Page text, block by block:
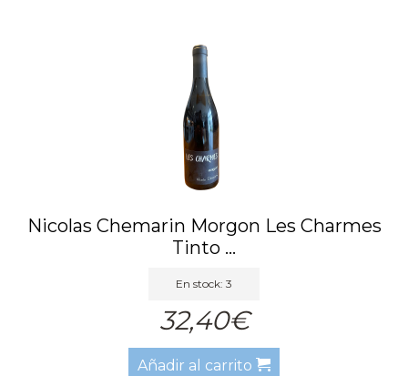
Nicolas Chemarin Morgon Les Charmes
Tinto ...
En stock: 3
32,40€
Añadir al carrito